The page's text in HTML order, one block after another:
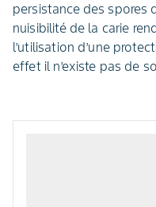
persistance des spores
nuisibilité de la carie
l’utilisation d’une
effet il n’existe pas de